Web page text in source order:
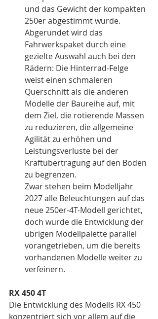
und das Gewicht der kompakten
250er abgestimmt wurde.
Abgerundet wird das
Fahrwerkspaket durch eine
gezielte Auswahl auch bei den
Rädern: Die Hinterrad-Felge
weist einen schmaleren
Querschnitt als die anderen
Modelle der Baureihe auf, mit
dem Ziel, die rotierende Massen
zu reduzieren, die allgemeine
Agilität zu erhöhen und
Leistungsverluste bei der
Kraftübertragung auf den Boden
zu begrenzen.
Zwar stehen beim Modelljahr
2027 alle Beleuchtungen auf das
neue 250er-4T-Modell gerichtet,
doch wurde die Entwicklung der
übrigen Modellpalette parallel
vorangetrieben, um die bereits
vorhandenen Modelle weiter zu
verfeinern.
RX 450 4T
Die Entwicklung des Modells RX 450
konzentriert sich vor allem auf die